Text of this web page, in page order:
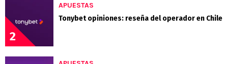
2
APUESTAS
Tonybet opiniones: reseña del operador en Chile